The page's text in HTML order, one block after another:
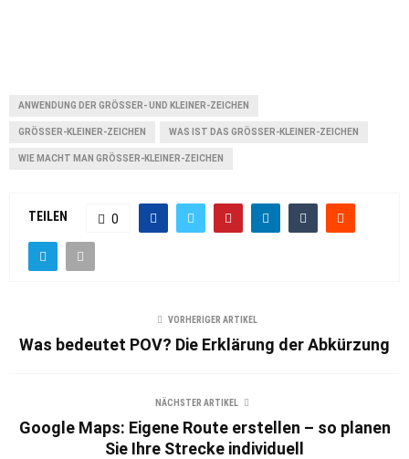
ANWENDUNG DER GRÖSSER- UND KLEINER-ZEICHEN
GRÖSSER-KLEINER-ZEICHEN WAS IST DAS GRÖSSER-KLEINER-ZEICHEN
WIE MACHT MAN GRÖSSER-KLEINER-ZEICHEN
TEILEN 0
VORHERIGER ARTIKEL
Was bedeutet POV? Die Erklärung der Abkürzung
NÄCHSTER ARTIKEL
Google Maps: Eigene Route erstellen – so planen
Sie Ihre Strecke individuell